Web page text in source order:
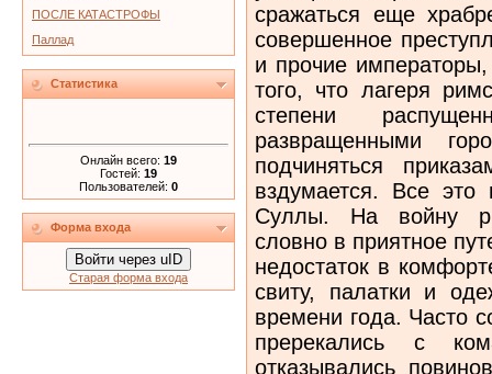
ПОСЛЕ КАТАСТРОФЫ
Паллад
Статистика
Онлайн всего: 19
Гостей: 19
Пользователей: 0
Форма входа
Войти через uID
Старая форма входа
сражаться еще
совершенное
и прочие
того, что лагеря
степени
развращенными
подчиняться
вздумается. Все
Суллы. На войну
словно в приятное
недостаток в
свиту, палатки и
времени года. Часто
пререкались с
отказывались